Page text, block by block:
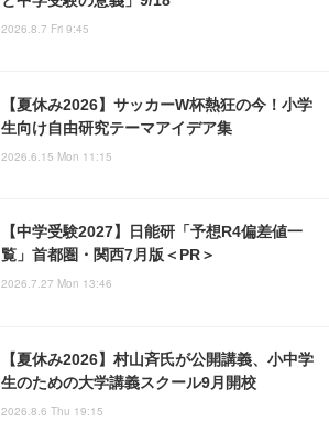
2026.8.7 Fri 9:45
【夏休み2026】サッカーW杯熱狂の今！小学
生向け自由研究テーマアイデア集
2026.6.15 Mon 11:15
【中学受験2027】日能研「予想R4偏差値一
覧」首都圏・関西7月版＜PR＞
2026.7.27 Mon 13:46
【夏休み2026】村山斉氏が公開講義、小中学
生のための大学講義スクール9月開校
2026.8.6 Thu 19:15